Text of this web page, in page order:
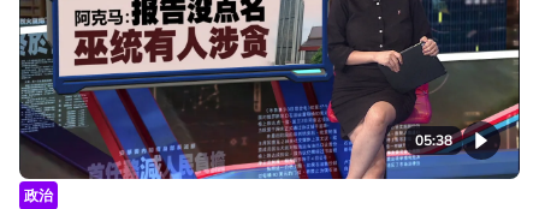
05:38
政治